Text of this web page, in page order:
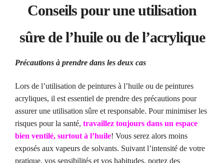
Conseils pour une utilisation
sûre de l’huile ou de l’acrylique
Précautions à prendre dans les deux cas
Lors de l’utilisation de peintures à l’huile ou de peintures
acryliques, il est essentiel de prendre des précautions pour
assurer une utilisation sûre et responsable. Pour minimiser les
risques pour la santé, travaillez toujours dans un espace
bien ventilé, surtout à l’huile! Vous serez alors moins
exposés aux vapeurs de solvants. Suivant l’intensité de votre
pratique, vos sensibilités et vos habitudes, portez des